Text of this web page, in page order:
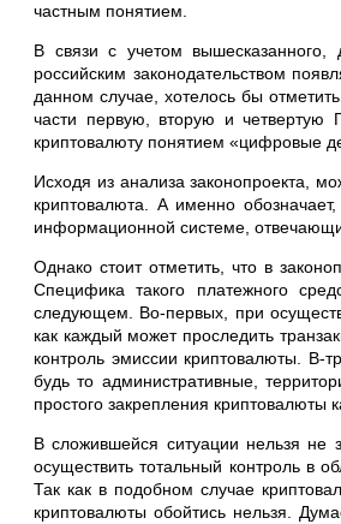
частным понятием.
В связи с учетом
российским законодательством
данном случае, хотелось бы
части первую, вторую и
криптовалюту понятием «цифровые
Исходя из анализа законопроекта,
криптовалюта. А именно
информационной системе,
Однако стоит отметить, что в
Специфика такого платежного
следующем. Во-первых, при
как каждый может проследить
контроль эмиссии криптовалюты. В-
будь то административные,
простого закрепления криптовалюты
В сложившейся ситуации нельзя не
осуществить тотальный контроль в
Так как в подобном случае
криптовалюты обойтись нельзя.